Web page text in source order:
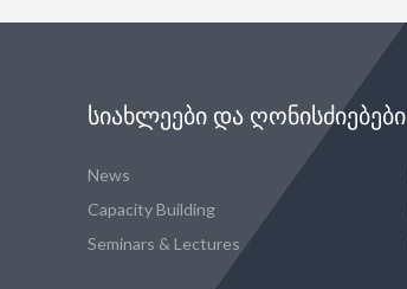
ᲡᲘᲐᲮᲚᲔᲔᲑᲘ ᲓᲐ ᲦᲝᲜᲘᲡᲫᲘᲔᲑᲔᲑᲘ
News
Capacity Building
Seminars & Lectures